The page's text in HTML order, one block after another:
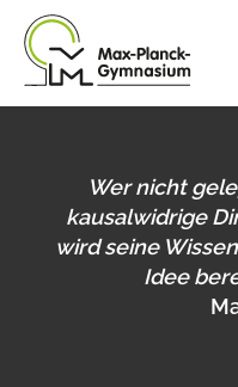
Wer nicht
kausalwidrige
wird seine
Idee